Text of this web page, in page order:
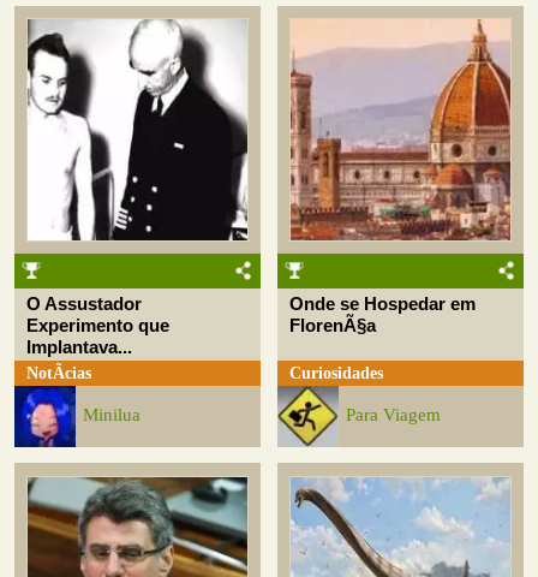
O Assustador
Experimento que
Implantava...
NotÃ­cias
Minilua
Onde se Hospedar em
FlorenÃ§a
Curiosidades
Para Viagem